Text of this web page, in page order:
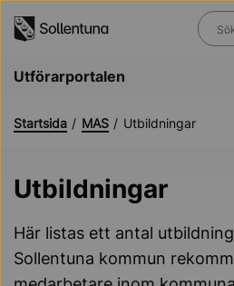
Vad
Utförarportalen
Startsida MAS Utbildningar
Utbildningar
Här listas ett antal
Sollentuna kommun